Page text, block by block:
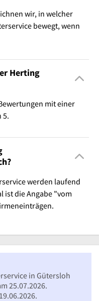
wir, in welcher
bewegt, wenn
Herting
mit einer
5.
werden laufend
ist die Angabe "vom
in Gütersloh
25.07.2026.